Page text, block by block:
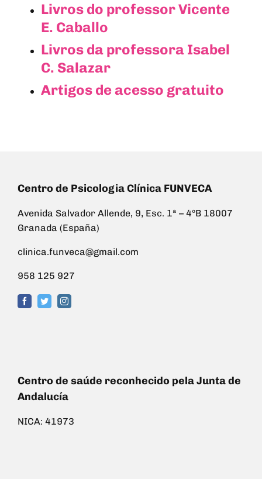
Livros do professor Vicente
E. Caballo
Livros da professora Isabel
C. Salazar
Artigos de acesso gratuito
Centro de Psicologia Clínica FUNVECA
Avenida Salvador Allende, 9, Esc. 1ª – 4ºB 18007
Granada (España)
clinica.funveca@gmail.com
958 125 927
Centro de saúde reconhecido pela Junta de
Andalucía
NICA: 41973